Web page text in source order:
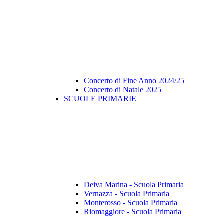
Concerto di Fine Anno 2024/25
Concerto di Natale 2025
SCUOLE PRIMARIE
Deiva Marina - Scuola Primaria
Vernazza - Scuola Primaria
Monterosso - Scuola Primaria
Riomaggiore - Scuola Primaria